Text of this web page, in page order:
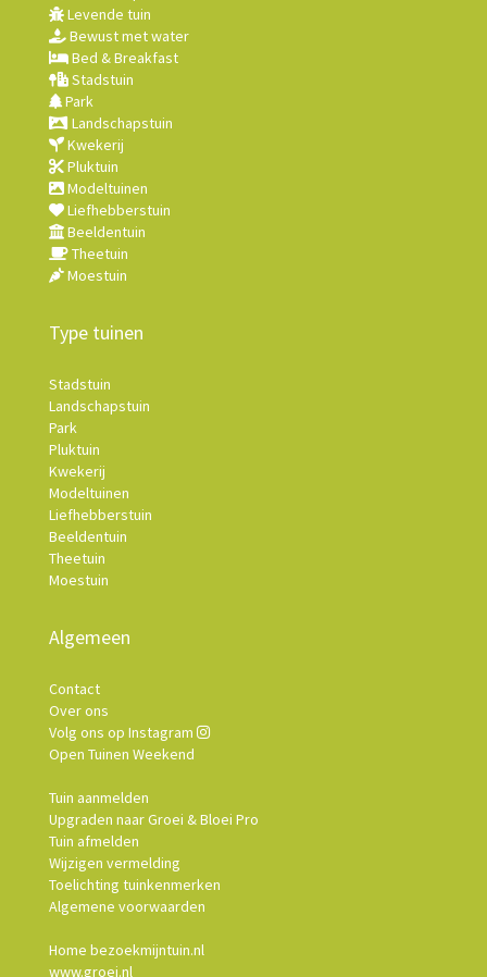
Levende tuin
Bewust met water
Bed & Breakfast
Stadstuin
Park
Landschapstuin
Kwekerij
Pluktuin
Modeltuinen
Liefhebberstuin
Beeldentuin
Theetuin
Moestuin
Type tuinen
Stadstuin
Landschapstuin
Park
Pluktuin
Kwekerij
Modeltuinen
Liefhebberstuin
Beeldentuin
Theetuin
Moestuin
Algemeen
Contact
Over ons
Volg ons op Instagram
Open Tuinen Weekend
Tuin aanmelden
Upgraden naar Groei & Bloei Pro
Tuin afmelden
Wijzigen vermelding
Toelichting tuinkenmerken
Algemene voorwaarden
Home bezoekmijntuin.nl
www.groei.nl